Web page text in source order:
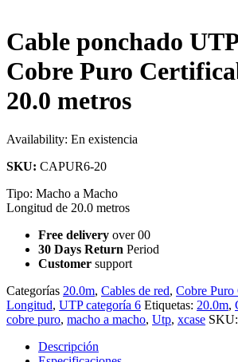
Cable ponchado
Cobre Puro
20.0 metros
Availability: En existencia
SKU: CAPUR6-20
Tipo: Macho a Macho
Longitud de 20.0 metros
Free delivery over 00
30 Days Return Period
Customer support
Categorías 20.0m, Cables de red, Cobre Puro
Longitud, UTP categoría 6 Etiquetas: 20.0m,
cobre puro, macho a macho, Utp, xcase SKU:
Descripción